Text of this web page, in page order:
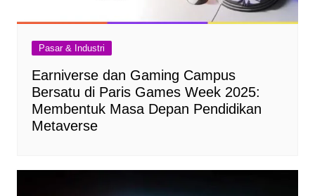
Pasar & Industri
Earniverse dan Gaming Campus
Bersatu di Paris Games Week 2025:
Membentuk Masa Depan Pendidikan
Metaverse